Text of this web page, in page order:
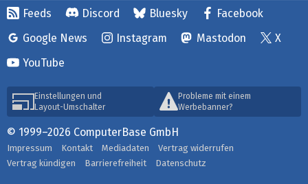
Feeds Discord Bluesky
Facebook
Google News
Instagram Mastodon
X
YouTube
Einstellungen und
Layout-Umschalter
Probleme mit einem
Werbebanner?
© 1999–2026 ComputerBase GmbH
Impressum Kontakt Mediadaten
Vertrag widerrufen
Vertrag kündigen
Barrierefreiheit Datenschutz